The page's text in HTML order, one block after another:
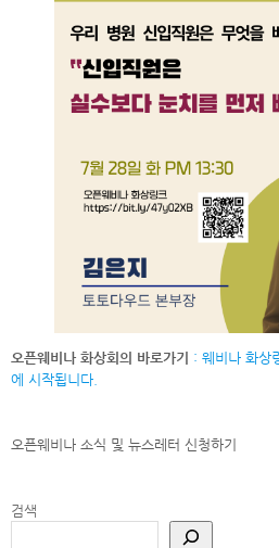
오픈웨비나 화상회의 바로가기
: 웨비나 화상
에 시작됩니다.
오픈웨비나 소식 및 뉴스레터 신청하기
검색